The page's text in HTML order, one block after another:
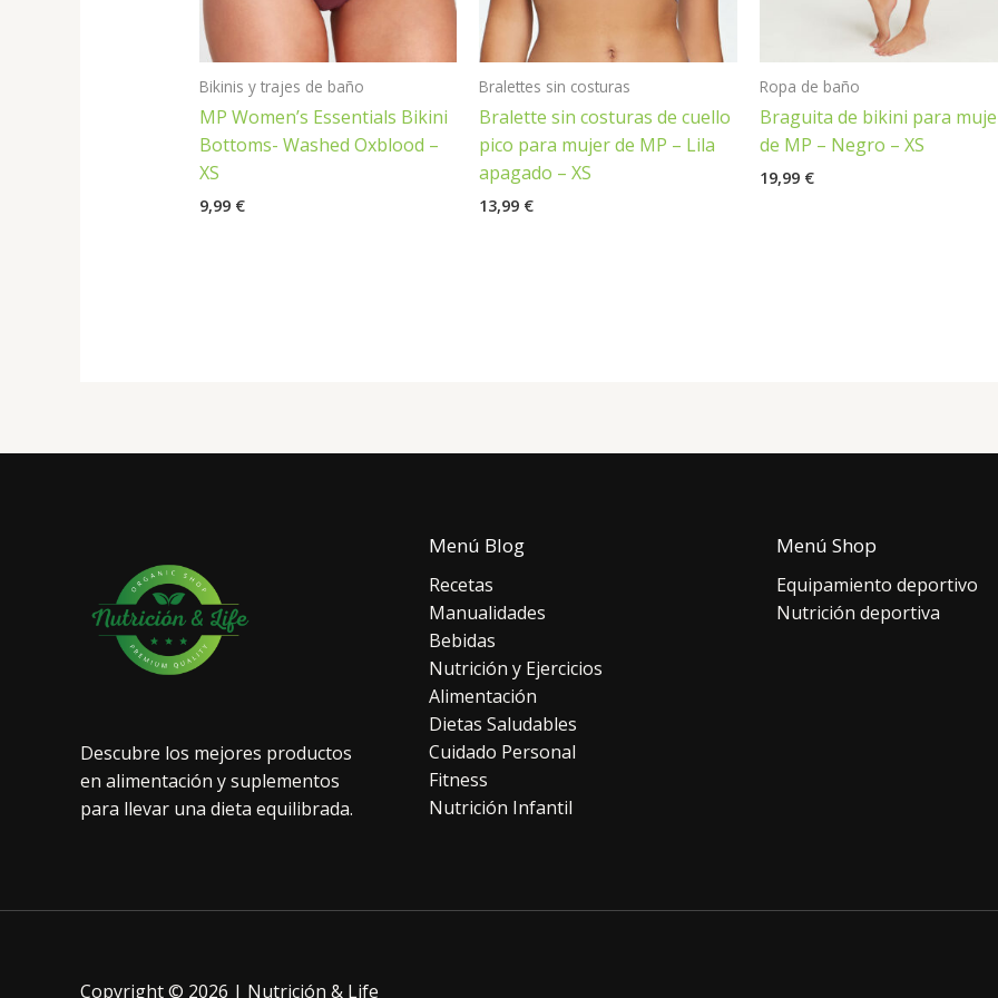
Bikinis y trajes de baño
MP Women’s Essentials Bikini
Bottoms- Washed Oxblood –
XS
9,99 €
Bralettes sin costuras
Bralette sin costuras de cuello
pico para mujer de MP – Lila
apagado – XS
13,99 €
Ropa de baño
Braguita de bikini para
de MP – Negro – XS
19,99 €
Descubre los mejores productos
en alimentación y suplementos
para llevar una dieta equilibrada.
Menú Blog
Recetas
Manualidades
Bebidas
Nutrición y Ejercicios
Alimentación
Dietas Saludables
Cuidado Personal
Fitness
Nutrición Infantil
Menú Shop
Equipamiento deportivo
Nutrición deportiva
Copyright © 2026 | Nutrición & Life